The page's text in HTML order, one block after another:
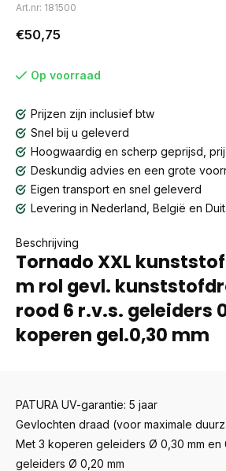
Art.nr: 181500
€50,75
Op voorraad
Prijzen zijn inclusief btw
Snel bij u geleverd
Hoogwaardig en scherp geprijsd,
Deskundig advies en een grote
Eigen transport en snel geleverd
Levering in Nederland, België en
Beschrijving
Tornado XXL
m rol gevl.
rood 6 r.v.s. geleiders
koperen gel.0,30 mm
PATURA UV-garantie: 5 jaar
Gevlochten draad (voor maximale
Met 3 koperen geleiders Ø 0,30 mm en
geleiders Ø 0,20 mm